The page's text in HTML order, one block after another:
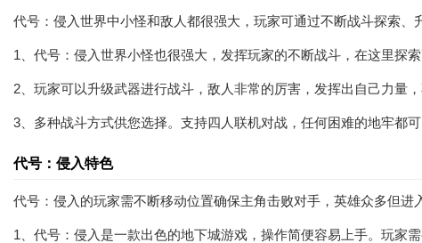
代号：侵入世界中小怪和敌人都很强大，玩家可通过不断战斗探索
1、代号：侵入世界小怪也很强大，发挥玩家的不断战斗，在这里探索
2、玩家可以升级武器进行战斗，敌人非常的厉害，发挥出自己力量，
3、多种战斗方式供您选择。支持四人联机对战，任何困难的地牢都可
代号：侵入特色
代号：侵入的玩家需不断移动位置确保主角击败对手，英雄众多但进
1、代号：侵入是一款出色的地下城游戏，操作简便容易上手。玩家